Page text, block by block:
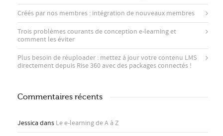
Créés par nos membres : intégration de nouveaux membres
Trois problèmes courants de conception e-learning et
comment les éviter
Plus besoin de réuploader : mettez à jour votre contenu LMS
directement depuis Rise 360 ​​avec des packages connectés !
Commentaires récents
Jessicadans Le e-learning de A à Z